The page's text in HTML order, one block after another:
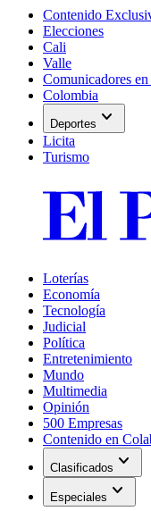
Contenido
Elecciones
Cali
Valle
Comunicadores
Colombia
Deportes expand_more
Licita
Turismo
Loterías
Economía
Tecnología
Judicial
Política
Entretenimiento
Mundo
Multimedia
Opinión
500 Empresas
Contenido en
Clasificados expand_more
Especiales expand_more